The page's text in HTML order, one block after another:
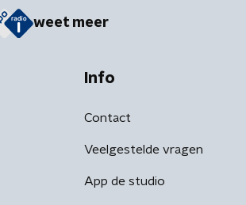
weet meer
Info
Contact
Veelgestelde vragen
App de studio